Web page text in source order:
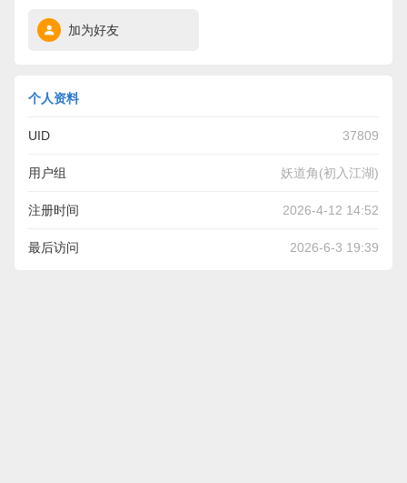
加为好友
个人资料
UID 37809
用户组 妖道角(初入江湖)
注册时间 2026-4-12 14:52
最后访问 2026-6-3 19:39